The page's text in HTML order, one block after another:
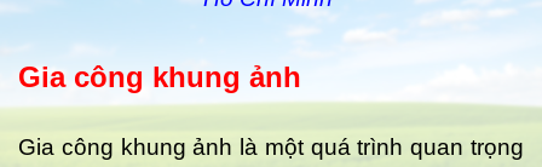
Gia công khung ảnh
Gia công khung ảnh là một quá trình quan trọng